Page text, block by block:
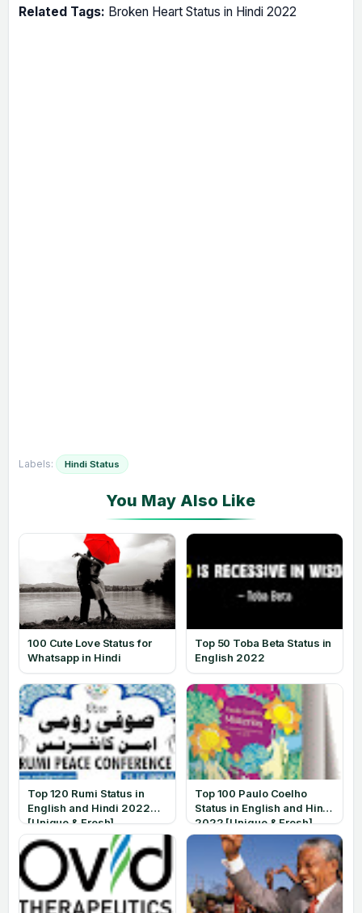
Related Tags: Broken Heart Status in Hindi 2022
Labels: Hindi Status
100 Cute Love Status for
Whatsapp in Hindi
Top 50 Toba Beta Status in
English 2022
Top 120 Rumi Status in
English and Hindi 2022
[Unique & Fresh]
Top 100 Paulo Coelho
Status in English and Hindi
2022 [Unique & Fresh]